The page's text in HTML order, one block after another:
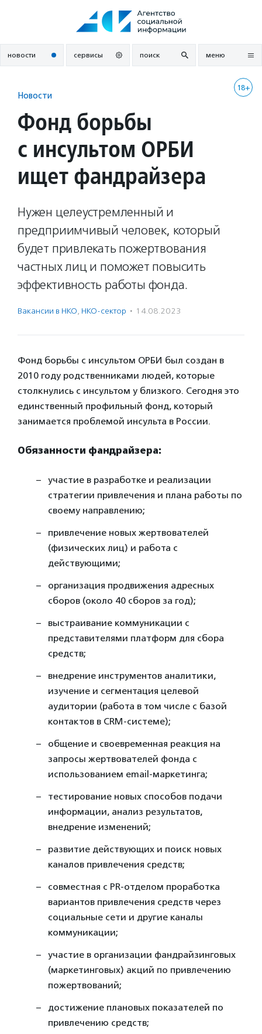
новости сервисы поиск меню
18+
Новости
Фонд борьбы
с инсультом ОРБИ
ищет фандрайзера
Нужен целеустремленный и
предприимчивый человек, который
будет привлекать пожертвования
частных лиц и поможет повысить
эффективность работы фонда.
Вакансии в НКО, НКО-сектор · 14.08.2023
Фонд борьбы с инсультом ОРБИ был создан в
2010 году родственниками людей, которые
столкнулись с инсультом у близкого. Сегодня это
единственный профильный фонд, который
занимается проблемой инсульта в России.
Обязанности фандрайзера:
участие в разработке и реализации
стратегии привлечения и плана работы по
своему направлению;
привлечение новых жертвователей
(физических лиц) и работа с
действующими;
организация продвижения адресных
сборов (около 40 сборов за год);
выстраивание коммуникации с
представителями платформ для сбора
средств;
внедрение инструментов аналитики,
изучение и сегментация целевой
аудитории (работа в том числе с базой
контактов в CRM-системе);
общение и своевременная реакция на
запросы жертвователей фонда с
использованием email-маркетинга;
тестирование новых способов подачи
информации, анализ результатов,
внедрение изменений;
развитие действующих и поиск новых
каналов привлечения средств;
совместная с PR-отделом проработка
вариантов привлечения средств через
социальные сети и другие каналы
коммуникации;
участие в организации фандрайзинговых
(маркетинговых) акций по привлечению
пожертвований;
достижение плановых показателей по
привлечению средств;